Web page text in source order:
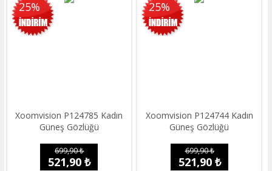
25%
Xoomvision P124785 Kadın
Güneş Gözlüğü
699,90 ₺
521,90 ₺
25%
Xoomvision P124744 Kadın
Güneş Gözlüğü
699,90 ₺
521,90 ₺